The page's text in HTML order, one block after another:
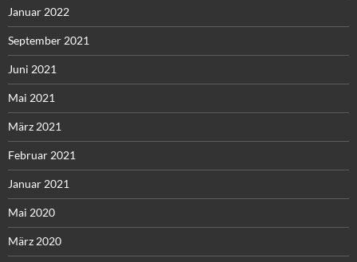
Januar 2022
September 2021
Juni 2021
Mai 2021
März 2021
Februar 2021
Januar 2021
Mai 2020
März 2020